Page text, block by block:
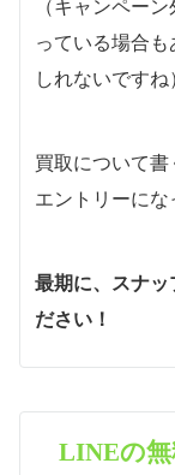
（キャンペー
っている場合
しれないですね
買取について
エントリーにな
最期に、スナッ
ださい！
LINEの無